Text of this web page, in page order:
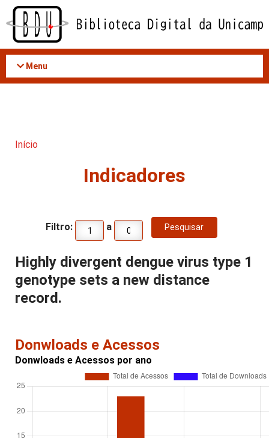
Acessar
conteúdo
Menu
Início
Indicadores
Filtro: a
Highly divergent dengue virus type 1
genotype sets a new distance
record.
Donwloads e Acessos
Donwloads e Acessos por ano